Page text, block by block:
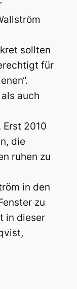
sollten
für
auch
2010
die
ruhen zu
in den
zu
in dieser